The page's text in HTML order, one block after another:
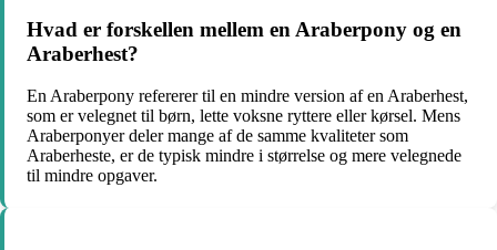
Hvad er forskellen mellem en Araberpony og en
Araberhest?
En Araberpony refererer til en mindre version af en Araberhest,
som er velegnet til børn, lette voksne ryttere eller kørsel. Mens
Araberponyer deler mange af de samme kvaliteter som
Araberheste, er de typisk mindre i størrelse og mere velegnede
til mindre opgaver.